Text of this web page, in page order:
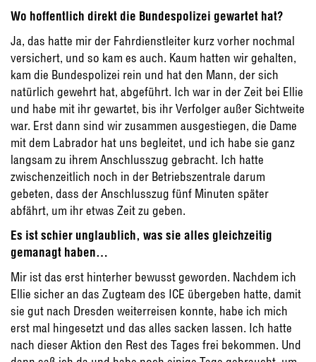
Wo hoffentlich direkt die Bundespolizei gewartet hat?
Ja, das hatte mir der Fahrdienstleiter kurz vorher nochmal
versichert, und so kam es auch. Kaum hatten wir gehalten,
kam die Bundespolizei rein und hat den Mann, der sich
natürlich gewehrt hat, abgeführt. Ich war in der Zeit bei Ellie
und habe mit ihr gewartet, bis ihr Verfolger außer Sichtweite
war. Erst dann sind wir zusammen ausgestiegen, die Dame
mit dem Labrador hat uns begleitet, und ich habe sie ganz
langsam zu ihrem Anschlusszug gebracht. Ich hatte
zwischenzeitlich noch in der Betriebszentrale darum
gebeten, dass der Anschlusszug fünf Minuten später
abfährt, um ihr etwas Zeit zu geben.
Es ist schier unglaublich, was sie alles gleichzeitig
gemanagt haben…
Mir ist das erst hinterher bewusst geworden. Nachdem ich
Ellie sicher an das Zugteam des ICE übergeben hatte, damit
sie gut nach Dresden weiterreisen konnte, habe ich mich
erst mal hingesetzt und das alles sacken lassen. Ich hatte
nach dieser Aktion den Rest des Tages frei bekommen. Und